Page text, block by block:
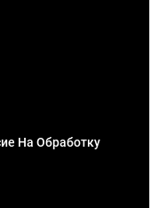
На Обработку